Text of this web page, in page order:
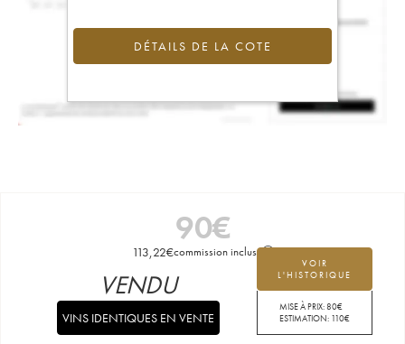
DÉTAILS DE LA COTE
90€
113,22€commission incluse
VOIR
L'HISTORIQUE
MISE À PRIX:80€
ESTIMATION: 110€
VENDU
VINS IDENTIQUES EN VENTE